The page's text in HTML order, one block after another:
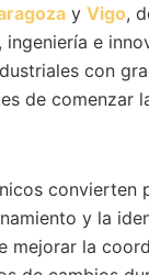
y Vigo,
e
con
de comenzar
convierten
y la
mejorar la